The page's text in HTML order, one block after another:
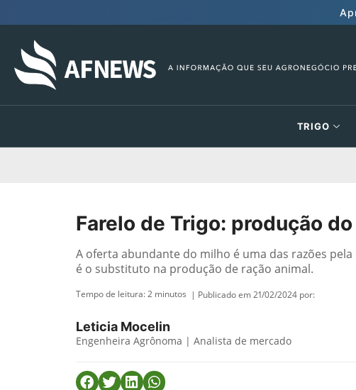
TRIGO
Farelo de Trigo: produção
A oferta abundante do milho é uma das razões
é o substituto na produção de ração animal.
Tempo de leitura:2 minutos | Publicado em 21/02/2024 por:
Leticia Mocelin
Engenheira Agrônoma | Analista de mercado